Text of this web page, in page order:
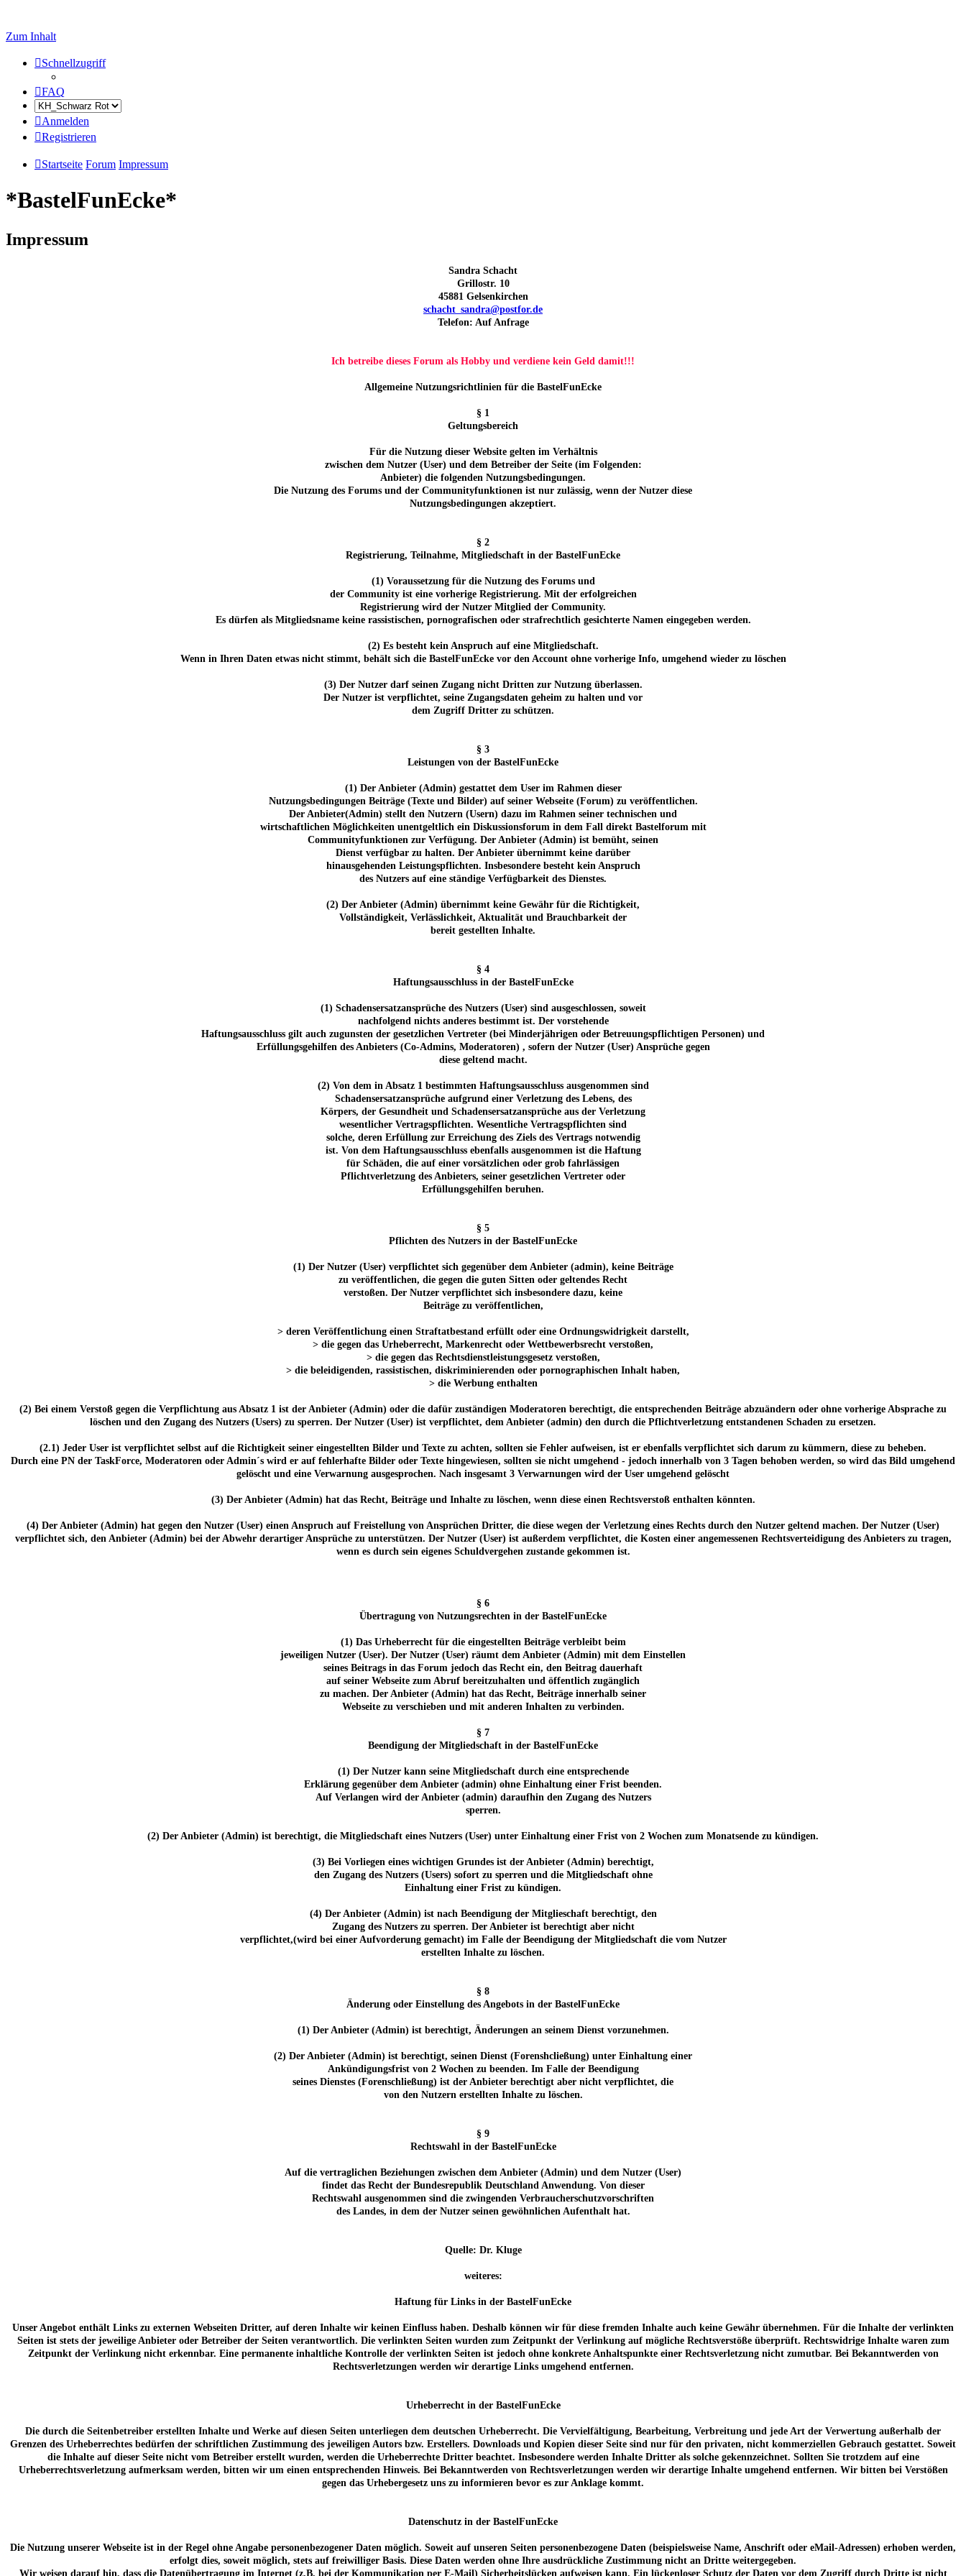
Zum Inhalt
Schnellzugriff
FAQ
Anmelden
Registrieren
Startseite Forum Impressum
*BastelFunEcke*
Impressum
Sandra Schacht
Grillostr. 10
45881 Gelsenkirchen
schacht_sandra@postfor.de
Telefon: Auf Anfrage
Ich betreibe dieses Forum als Hobby und verdiene kein Geld damit!!!
Allgemeine Nutzungsrichtlinien für die BastelFunEcke
§ 1
Geltungsbereich
Für die Nutzung dieser Website gelten im Verhältnis
zwischen dem Nutzer (User) und dem Betreiber der Seite (im Folgenden:
Anbieter) die folgenden Nutzungsbedingungen.
Die Nutzung des Forums und der Communityfunktionen ist nur zulässig, wenn der Nutzer diese
Nutzungsbedingungen akzeptiert.
§ 2
Registrierung, Teilnahme, Mitgliedschaft in der BastelFunEcke
(1) Voraussetzung für die Nutzung des Forums und
der Community ist eine vorherige Registrierung. Mit der erfolgreichen
Registrierung wird der Nutzer Mitglied der Community.
Es dürfen als Mitgliedsname keine rassistischen, pornografischen oder strafrechtlich gesichterte Namen eingegeben werden.
(2) Es besteht kein Anspruch auf eine Mitgliedschaft.
Wenn in Ihren Daten etwas nicht stimmt, behält sich die BastelFunEcke vor den Account ohne vorherige Info, umgehend wieder zu löschen
(3) Der Nutzer darf seinen Zugang nicht Dritten zur Nutzung überlassen.
Der Nutzer ist verpflichtet, seine Zugangsdaten geheim zu halten und vor
dem Zugriff Dritter zu schützen.
§ 3
Leistungen von der BastelFunEcke
(1) Der Anbieter (Admin) gestattet dem User im Rahmen dieser
Nutzungsbedingungen Beiträge (Texte und Bilder) auf seiner Webseite (Forum) zu veröffentlichen.
Der Anbieter(Admin) stellt den Nutzern (Usern) dazu im Rahmen seiner technischen und
wirtschaftlichen Möglichkeiten unentgeltlich ein Diskussionsforum in dem Fall direkt Bastelforum mit
Communityfunktionen zur Verfügung. Der Anbieter (Admin) ist bemüht, seinen
Dienst verfügbar zu halten. Der Anbieter übernimmt keine darüber
hinausgehenden Leistungspflichten. Insbesondere besteht kein Anspruch
des Nutzers auf eine ständige Verfügbarkeit des Dienstes.
(2) Der Anbieter (Admin) übernimmt keine Gewähr für die Richtigkeit,
Vollständigkeit, Verlässlichkeit, Aktualität und Brauchbarkeit der
bereit gestellten Inhalte.
§ 4
Haftungsausschluss in der BastelFunEcke
(1) Schadensersatzansprüche des Nutzers (User) sind ausgeschlossen, soweit
nachfolgend nichts anderes bestimmt ist. Der vorstehende
Haftungsausschluss gilt auch zugunsten der gesetzlichen Vertreter (bei Minderjährigen oder Betreuungspflichtigen Personen) und
Erfüllungsgehilfen des Anbieters (Co-Admins, Moderatoren) , sofern der Nutzer (User) Ansprüche gegen
diese geltend macht.
(2) Von dem in Absatz 1 bestimmten Haftungsausschluss ausgenommen sind
Schadensersatzansprüche aufgrund einer Verletzung des Lebens, des
Körpers, der Gesundheit und Schadensersatzansprüche aus der Verletzung
wesentlicher Vertragspflichten. Wesentliche Vertragspflichten sind
solche, deren Erfüllung zur Erreichung des Ziels des Vertrags notwendig
ist. Von dem Haftungsausschluss ebenfalls ausgenommen ist die Haftung
für Schäden, die auf einer vorsätzlichen oder grob fahrlässigen
Pflichtverletzung des Anbieters, seiner gesetzlichen Vertreter oder
Erfüllungsgehilfen beruhen.
§ 5
Pflichten des Nutzers in der BastelFunEcke
(1) Der Nutzer (User) verpflichtet sich gegenüber dem Anbieter (admin), keine Beiträge
zu veröffentlichen, die gegen die guten Sitten oder geltendes Recht
verstoßen. Der Nutzer verpflichtet sich insbesondere dazu, keine
Beiträge zu veröffentlichen,
> deren Veröffentlichung einen Straftatbestand erfüllt oder eine Ordnungswidrigkeit darstellt,
> die gegen das Urheberrecht, Markenrecht oder Wettbewerbsrecht verstoßen,
> die gegen das Rechtsdienstleistungsgesetz verstoßen,
> die beleidigenden, rassistischen, diskriminierenden oder pornographischen Inhalt haben,
> die Werbung enthalten
(2) Bei einem Verstoß gegen die Verpflichtung aus Absatz 1 ist der Anbieter (Admin) oder die dafür zuständigen Moderatoren berechtigt, die entsprechenden Beiträge abzuändern oder ohne vorherige Absprache zu
löschen und den Zugang des Nutzers (Users) zu sperren. Der Nutzer (User) ist verpflichtet, dem Anbieter (admin) den durch die Pflichtverletzung entstandenen Schaden zu ersetzen.
(2.1) Jeder User ist verpflichtet selbst auf die Richtigkeit seiner eingestellten Bilder und Texte zu achten, sollten sie Fehler aufweisen, ist er ebenfalls verpflichtet sich darum zu kümmern, diese zu beheben.
Durch eine PN der TaskForce, Moderatoren oder Admin´s wird er auf fehlerhafte Bilder oder Texte hingewiesen, sollten sie nicht umgehend - jedoch innerhalb von 3 Tagen behoben werden, so wird das Bild umgehend
gelöscht und eine Verwarnung ausgesprochen. Nach insgesamt 3 Verwarnungen wird der User umgehend gelöscht
(3) Der Anbieter (Admin) hat das Recht, Beiträge und Inhalte zu löschen, wenn diese einen Rechtsverstoß enthalten könnten.
(4) Der Anbieter (Admin) hat gegen den Nutzer (User) einen Anspruch auf Freistellung von Ansprüchen Dritter, die diese wegen der Verletzung eines Rechts durch den Nutzer geltend machen. Der Nutzer (User)
verpflichtet sich, den Anbieter (Admin) bei der Abwehr derartiger Ansprüche zu unterstützen. Der Nutzer (User) ist außerdem verpflichtet, die Kosten einer angemessenen Rechtsverteidigung des Anbieters zu tragen,
wenn es durch sein eigenes Schuldvergehen zustande gekommen ist.
§ 6
Übertragung von Nutzungsrechten in der BastelFunEcke
(1) Das Urheberrecht für die eingestellten Beiträge verbleibt beim
jeweiligen Nutzer (User). Der Nutzer (User) räumt dem Anbieter (Admin) mit dem Einstellen
seines Beitrags in das Forum jedoch das Recht ein, den Beitrag dauerhaft
auf seiner Webseite zum Abruf bereitzuhalten und öffentlich zugänglich
zu machen. Der Anbieter (Admin) hat das Recht, Beiträge innerhalb seiner
Webseite zu verschieben und mit anderen Inhalten zu verbinden.
§ 7
Beendigung der Mitgliedschaft in der BastelFunEcke
(1) Der Nutzer kann seine Mitgliedschaft durch eine entsprechende
Erklärung gegenüber dem Anbieter (admin) ohne Einhaltung einer Frist beenden.
Auf Verlangen wird der Anbieter (admin) daraufhin den Zugang des Nutzers
sperren.
(2) Der Anbieter (Admin) ist berechtigt, die Mitgliedschaft eines Nutzers (User) unter Einhaltung einer Frist von 2 Wochen zum Monatsende zu kündigen.
(3) Bei Vorliegen eines wichtigen Grundes ist der Anbieter (Admin) berechtigt,
den Zugang des Nutzers (Users) sofort zu sperren und die Mitgliedschaft ohne
Einhaltung einer Frist zu kündigen.
(4) Der Anbieter (Admin) ist nach Beendigung der Mitglieschaft berechtigt, den
Zugang des Nutzers zu sperren. Der Anbieter ist berechtigt aber nicht
verpflichtet,(wird bei einer Aufvorderung gemacht) im Falle der Beendigung der Mitgliedschaft die vom Nutzer
erstellten Inhalte zu löschen.
§ 8
Änderung oder Einstellung des Angebots in der BastelFunEcke
(1) Der Anbieter (Admin) ist berechtigt, Änderungen an seinem Dienst vorzunehmen.
(2) Der Anbieter (Admin) ist berechtigt, seinen Dienst (Forenshcließung) unter Einhaltung einer
Ankündigungsfrist von 2 Wochen zu beenden. Im Falle der Beendigung
seines Dienstes (Forenschließung) ist der Anbieter berechtigt aber nicht verpflichtet, die
von den Nutzern erstellten Inhalte zu löschen.
§ 9
Rechtswahl in der BastelFunEcke
Auf die vertraglichen Beziehungen zwischen dem Anbieter (Admin) und dem Nutzer (User)
findet das Recht der Bundesrepublik Deutschland Anwendung. Von dieser
Rechtswahl ausgenommen sind die zwingenden Verbraucherschutzvorschriften
des Landes, in dem der Nutzer seinen gewöhnlichen Aufenthalt hat.
Quelle: Dr. Kluge
weiteres:
Haftung für Links in der BastelFunEcke
Unser Angebot enthält Links zu externen Webseiten Dritter, auf deren Inhalte wir keinen Einfluss haben. Deshalb können wir für diese fremden Inhalte auch keine Gewähr übernehmen. Für die Inhalte der verlinkten
Seiten ist stets der jeweilige Anbieter oder Betreiber der Seiten verantwortlich. Die verlinkten Seiten wurden zum Zeitpunkt der Verlinkung auf mögliche Rechtsverstöße überprüft. Rechtswidrige Inhalte waren zum
Zeitpunkt der Verlinkung nicht erkennbar. Eine permanente inhaltliche Kontrolle der verlinkten Seiten ist jedoch ohne konkrete Anhaltspunkte einer Rechtsverletzung nicht zumutbar. Bei Bekanntwerden von
Rechtsverletzungen werden wir derartige Links umgehend entfernen.
Urheberrecht in der BastelFunEcke
Die durch die Seitenbetreiber erstellten Inhalte und Werke auf diesen Seiten unterliegen dem deutschen Urheberrecht. Die Vervielfältigung, Bearbeitung, Verbreitung und jede Art der Verwertung außerhalb der
Grenzen des Urheberrechtes bedürfen der schriftlichen Zustimmung des jeweiligen Autors bzw. Erstellers. Downloads und Kopien dieser Seite sind nur für den privaten, nicht kommerziellen Gebrauch gestattet. Soweit
die Inhalte auf dieser Seite nicht vom Betreiber erstellt wurden, werden die Urheberrechte Dritter beachtet. Insbesondere werden Inhalte Dritter als solche gekennzeichnet. Sollten Sie trotzdem auf eine
Urheberrechtsverletzung aufmerksam werden, bitten wir um einen entsprechenden Hinweis. Bei Bekanntwerden von Rechtsverletzungen werden wir derartige Inhalte umgehend entfernen. Wir bitten bei Verstößen
gegen das Urhebergesetz uns zu informieren bevor es zur Anklage kommt.
Datenschutz in der BastelFunEcke
Die Nutzung unserer Webseite ist in der Regel ohne Angabe personenbezogener Daten möglich. Soweit auf unseren Seiten personenbezogene Daten (beispielsweise Name, Anschrift oder eMail-Adressen) erhoben werden,
erfolgt dies, soweit möglich, stets auf freiwilliger Basis. Diese Daten werden ohne Ihre ausdrückliche Zustimmung nicht an Dritte weitergegeben.
Wir weisen darauf hin, dass die Datenübertragung im Internet (z.B. bei der Kommunikation per E-Mail) Sicherheitslücken aufweisen kann. Ein lückenloser Schutz der Daten vor dem Zugriff durch Dritte ist nicht